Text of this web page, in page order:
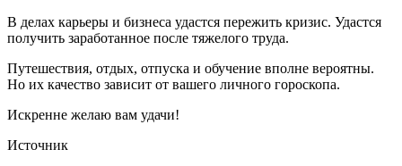
В делах карьеры и бизнеса удастся пережить кризис. Удастся
получить заработанное после тяжелого труда.
Путешествия, отдых, отпуска и обучение вполне вероятны.
Но их качество зависит от вашего личного гороскопа.
Искренне желаю вам удачи!
Источник